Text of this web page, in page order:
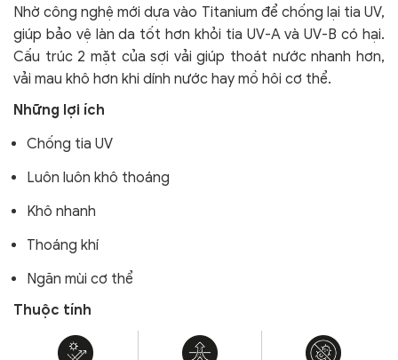
Nhờ công nghệ mới dựa vào Titanium để chống lại tia UV,
giúp bảo vệ làn da tốt hơn khỏi tia UV-A và UV-B có hại.
Cấu trúc 2 mặt của sợi vải giúp thoát nước nhanh hơn,
vải mau khô hơn khi dính nước hay mồ hôi cơ thể.
Những lợi ích
Chống tia UV
Luôn luôn khô thoáng
Khô nhanh
Thoáng khí
Ngăn mùi cơ thể
Thuộc tính